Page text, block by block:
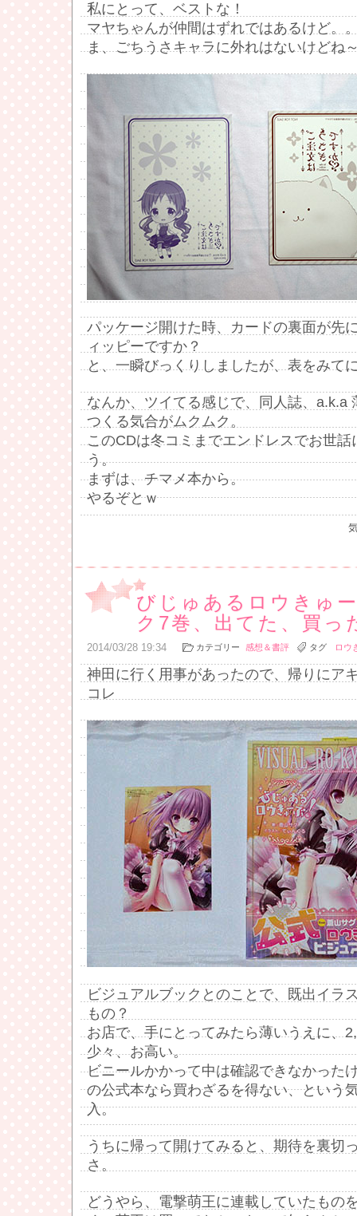
私にとって、ベストな！
マヤちゃんが仲間はずれではあるけど。
ま、ごちうさキャラに外れはないけどね
パッケージ開けた時、カードの裏面が先
ィッピーですか？
と、一瞬びっくりしましたが、表をみて
なんか、ツイてる感じで、同人誌、a.k.a
つくる気合がムクムク。
このCDは冬コミまでエンドレスでお世話
う。
まずは、チマメ本から。
やるぞとｗ
びじゅあるロウきゅ
ク7巻、出てた、買っ
2014/03/28 19:34 カテゴリー 感想＆書評 タグ ロウ
神田に行く用事があったので、帰りにア
コレ
ビジュアルブックとのことで、既出イラ
もの？
お店で、手にとってみたら薄いうえに、
少々、お高い。
ビニールかかって中は確認できなかった
の公式本なら買わざるを得ない、という
入。
うちに帰って開けてみると、期待を裏切
さ。
どうやら、電撃萌王に連載していたもの